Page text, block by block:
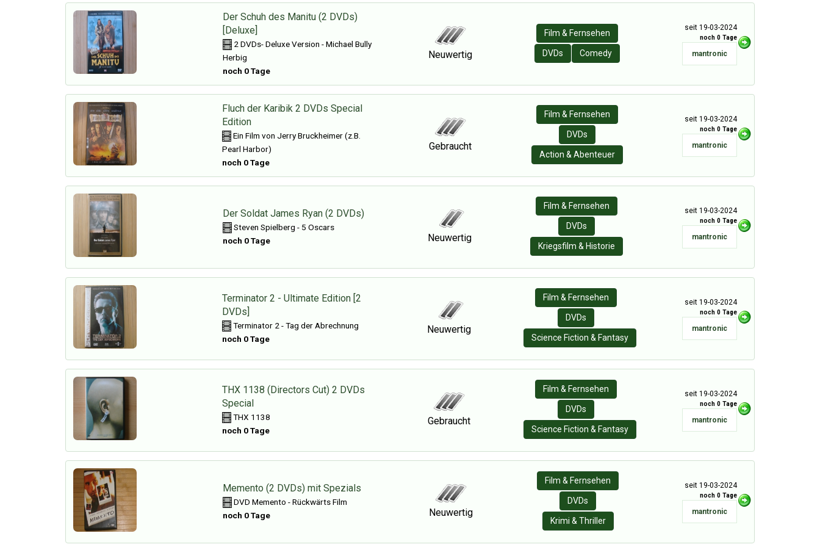
Der Schuh des Manitu (2 DVDs)
[Deluxe]
2 DVDs- Deluxe Version - Michael Bully
Herbig
noch 0 Tage
Neuwertig
Film & Fernsehen
DVDs Comedy
seit 19-03-2024
noch 0 Tage
mantronic
Fluch der Karibik 2 DVDs Special
Edition
Ein Film von Jerry Bruckheimer (z.B.
Pearl Harbor)
noch 0 Tage
Gebraucht
Film & Fernsehen
DVDs
Action & Abenteuer
seit 19-03-2024
noch 0 Tage
mantronic
Der Soldat James Ryan (2 DVDs)
Steven Spielberg - 5 Oscars
noch 0 Tage
Neuwertig
Film & Fernsehen
DVDs
Kriegsfilm & Historie
seit 19-03-2024
noch 0 Tage
mantronic
Terminator 2 - Ultimate Edition [2
DVDs]
Terminator 2 - Tag der Abrechnung
noch 0 Tage
Neuwertig
Film & Fernsehen
DVDs
Science Fiction & Fantasy
seit 19-03-2024
noch 0 Tage
mantronic
THX 1138 (Directors Cut) 2 DVDs
Special
THX 1138
noch 0 Tage
Gebraucht
Film & Fernsehen
DVDs
Science Fiction & Fantasy
seit 19-03-2024
noch 0 Tage
mantronic
Memento (2 DVDs) mit Spezials
DVD Memento - Rückwärts Film
noch 0 Tage
Neuwertig
Film & Fernsehen
DVDs
Krimi & Thriller
seit 19-03-2024
noch 0 Tage
mantronic